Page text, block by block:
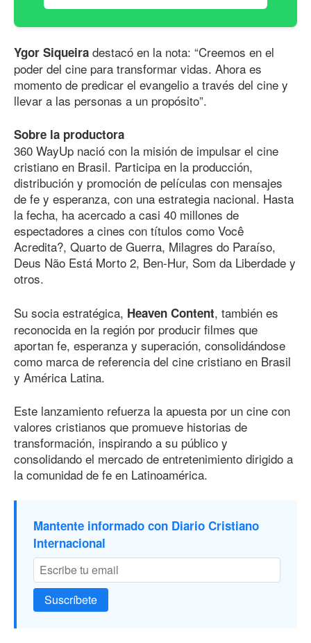
Ygor Siqueira destacó en la nota: “Creemos en el
poder del cine para transformar vidas. Ahora es
momento de predicar el evangelio a través del cine y
llevar a las personas a un propósito”.
Sobre la productora
360 WayUp nació con la misión de impulsar el cine
cristiano en Brasil. Participa en la producción,
distribución y promoción de películas con mensajes
de fe y esperanza, con una estrategia nacional. Hasta
la fecha, ha acercado a casi 40 millones de
espectadores a cines con títulos como Você
Acredita?, Quarto de Guerra, Milagres do Paraíso,
Deus Não Está Morto 2, Ben‑Hur, Som da Liberdade y
otros.
Su socia estratégica, Heaven Content, también es
reconocida en la región por producir filmes que
aportan fe, esperanza y superación, consolidándose
como marca de referencia del cine cristiano en Brasil
y América Latina.
Este lanzamiento refuerza la apuesta por un cine con
valores cristianos que promueve historias de
transformación, inspirando a su público y
consolidando el mercado de entretenimiento dirigido a
la comunidad de fe en Latinoamérica.
Mantente informado con Diario Cristiano
Internacional
Suscríbete